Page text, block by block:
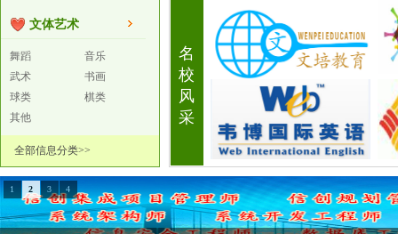
文体艺术
舞蹈
音乐
武术
书画
球类
棋类
其他
全部信息分类>>
名
校
风
采
1 2 3 4